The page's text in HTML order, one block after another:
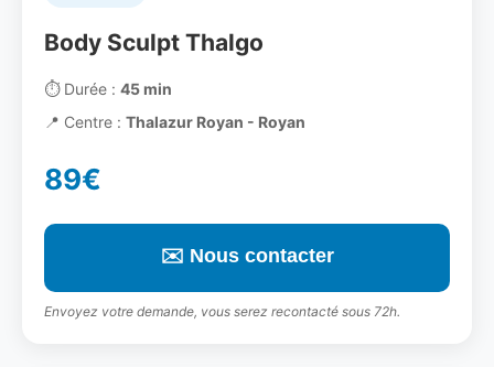
Body Sculpt Thalgo
⏱️Durée : 45 min
📍 Centre : Thalazur Royan - Royan
89€
✉️ Nous contacter
Envoyez votre demande, vous serez recontacté sous 72h.